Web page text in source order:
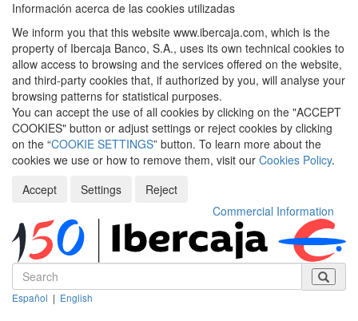
Información acerca de las cookies utilizadas
We inform you that this website www.ibercaja.com, which is the
property of Ibercaja Banco, S.A., uses its own technical cookies to
allow access to browsing and the services offered on the website,
and third-party cookies that, if authorized by you, will analyse your
browsing patterns for statistical purposes.
You can accept the use of all cookies by clicking on the "ACCEPT
COOKIES" button or adjust settings or reject cookies by clicking
on the “COOKIE SETTINGS” button. To learn more about the
cookies we use or how to remove them, visit our Cookies Policy.
Accept
Settings
Reject
Commercial Information
Español | English